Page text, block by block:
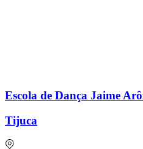
Escola de Dança Jaime
Tijuca